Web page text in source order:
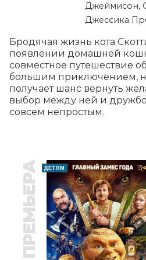
Джеймисон,
Джессика
Бродячая жизнь кота
появлении домашней
совместное путешествие
большим приключением,
получает шанс вернуть
выбор между ней и
совсем непростым.
ПРЕМЬЕРА ДЕТЯМ